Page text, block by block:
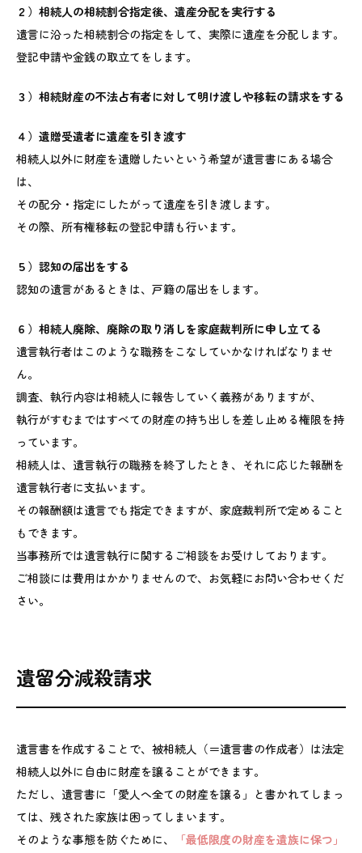
２）相続人の相続割合指定後、遺産分配を実行する
遺言に沿った相続割合の指定をして、実際に遺産を分配します。
登記申請や金銭の取立てをします。
３）相続財産の不法占有者に対して明け渡しや移転の請求をする
４）遺贈受遺者に遺産を引き渡す
相続人以外に財産を遺贈したいという希望が遺言書にある場合
は、
その配分・指定にしたがって遺産を引き渡します。
その際、所有権移転の登記申請も行います。
５）認知の届出をする
認知の遺言があるときは、戸籍の届出をします。
６）相続人廃除、廃除の取り消しを家庭裁判所に申し立てる
遺言執行者はこのような職務をこなしていかなければなりませ
ん。
調査、執行内容は相続人に報告していく義務がありますが、
執行がすむまではすべての財産の持ち出しを差し止める権限を持
っています。
相続人は、遺言執行の職務を終了したとき、それに応じた報酬を
遺言執行者に支払います。
その報酬額は遺言でも指定できますが、家庭裁判所で定めること
もできます。
当事務所では遺言執行に関するご相談をお受けしております。
ご相談には費用はかかりませんので、お気軽にお問い合わせくだ
さい。
遺留分減殺請求
遺言書を作成することで、被相続人（＝遺言書の作成者）は法定
相続人以外に自由に財産を譲ることができます。
ただし、遺言書に「愛人へ全ての財産を譲る」と書かれてしまっ
ては、残された家族は困ってしまいます。
そのような事態を防ぐために、
「最低限度の財産を遺族に保つ」